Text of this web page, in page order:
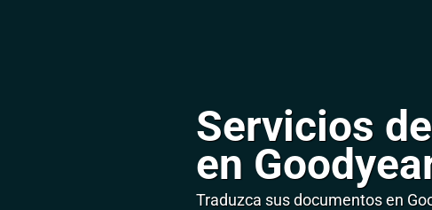
Servicios
en
Traduzca sus documentos en